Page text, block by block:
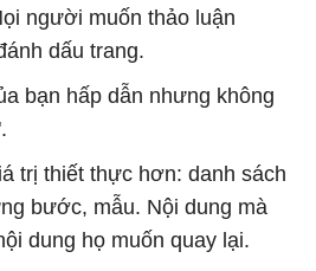
người muốn thảo luận
dấu trang.
bạn hấp dẫn nhưng không
trị thiết thực hơn: danh sách
bước, mẫu. Nội dung mà
dung họ muốn quay lại.